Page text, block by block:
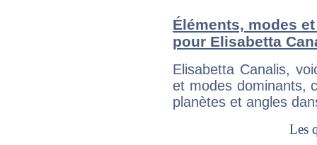
Éléments, modes
pour Elisabetta
Elisabetta Canalis,
et modes dominants,
planètes et angles